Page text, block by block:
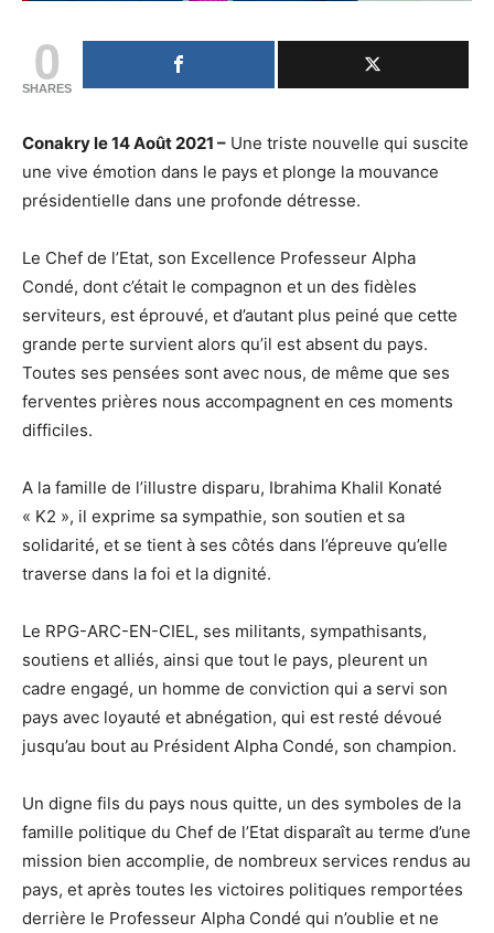
0
SHARES
Conakry le 14 Août 2021 – Une triste nouvelle qui suscite
une vive émotion dans le pays et plonge la mouvance
présidentielle dans une profonde détresse.
Le Chef de l’Etat, son Excellence Professeur Alpha
Condé, dont c’était le compagnon et un des fidèles
serviteurs, est éprouvé, et d’autant plus peiné que cette
grande perte survient alors qu’il est absent du pays.
Toutes ses pensées sont avec nous, de même que ses
ferventes prières nous accompagnent en ces moments
difficiles.
A la famille de l’illustre disparu, Ibrahima Khalil Konaté
« K2 », il exprime sa sympathie, son soutien et sa
solidarité, et se tient à ses côtés dans l’épreuve qu’elle
traverse dans la foi et la dignité.
Le RPG-ARC-EN-CIEL, ses militants, sympathisants,
soutiens et alliés, ainsi que tout le pays, pleurent un
cadre engagé, un homme de conviction qui a servi son
pays avec loyauté et abnégation, qui est resté dévoué
jusqu’au bout au Président Alpha Condé, son champion.
Un digne fils du pays nous quitte, un des symboles de la
famille politique du Chef de l’Etat disparaît au terme d’une
mission bien accomplie, de nombreux services rendus au
pays, et après toutes les victoires politiques remportées
derrière le Professeur Alpha Condé qui n’oublie et ne